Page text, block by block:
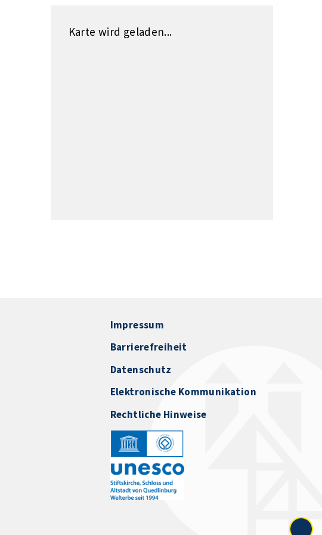
Karte wird geladen...
Impressum
Barrierefreiheit
Datenschutz
Elektronische Kommunikation
Rechtliche Hinweise